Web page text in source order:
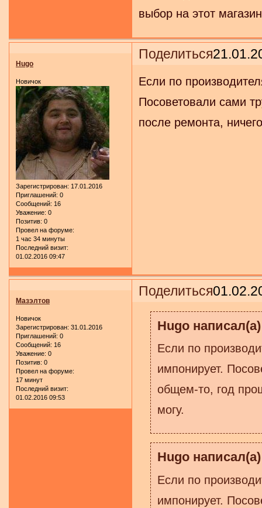
выбор на этот
Поделиться
Hugo
Новичок
Зарегистрирован: 17.01.2016
Приглашений: 0
Сообщений: 16
Уважение: 0
Позитив: 0
Провел на форуме:
1 час 34 минуты
Последний визит:
01.02.2016 09:47
Если по
Посоветовали сами
после ремонта,
Поделиться
Мазэлтов
Новичок
Зарегистрирован: 31.01.2016
Приглашений: 0
Сообщений: 16
Уважение: 0
Позитив: 0
Провел на форуме:
17 минут
Последний визит:
01.02.2016 09:53
Hugo
Если по
импонирует.
общем-то, год
могу.
Hugo
Если по
импонирует.